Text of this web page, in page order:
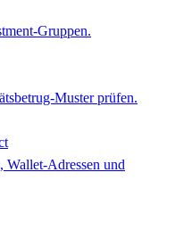
Gruppen.
Muster prüfen.
Wallet-Adressen und